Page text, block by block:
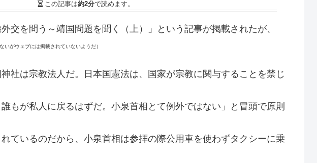
この記事は約2分で読めます。
交を問う～靖国問題を聞く（上）」という記事が掲載されたが、
いがウェブには掲載されていないようだ）
社は宗教法人だ。日本国憲法は、国家が宗教に関与することを禁じ
もが私人に戻るはずだ。小泉首相とて例外ではない」と冒頭で原則
ているのだから、小泉首相は参拝の際公用車を使わずタクシーに乗